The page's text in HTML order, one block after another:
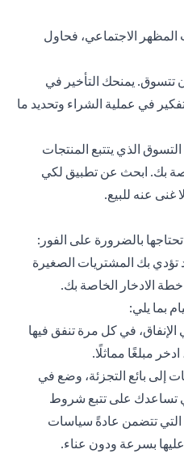
المظهر الاجتماعي، فحاول
قبل أن تتسوق. يمنحك التأخير في
في عملية الشراء وتحديد ما
الذي يتتبع المنتجات
بك. ابحث عن تطبيق لكي
غنى عنه للبيع.
بالضرورة على الفور:
تؤدي بك المشتريات الصغيرة
الادخار الخاصة بك.
بما يلي:
في كل مرة تنفق فيها
مبلغًا مماثلًا.
إلى بائع التجزئة، وضع في
تساعدك على تتبع شروط
التي تتضمن عادةً سياسات
بسرعة ودون عناء.